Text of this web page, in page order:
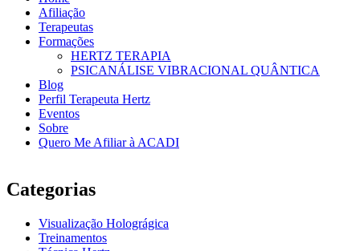
Afiliação
Terapeutas
Formações
HERTZ TERAPIA
PSICANÁLISE VIBRACIONAL QUÂNTICA
Blog
Perfil Terapeuta Hertz
Eventos
Sobre
Quero Me Afiliar à ACADI
Categorias
Visualização Holográgica
Treinamentos